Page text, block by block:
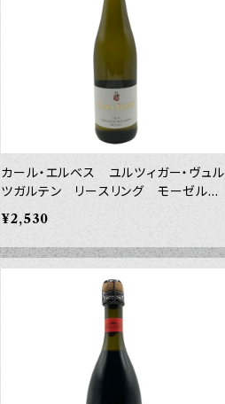
カール・エルベス ユルツィガー・ヴュル
ツガルテン リースリング モーゼル
２０２４年 ７５０ｍｌ
¥2,530